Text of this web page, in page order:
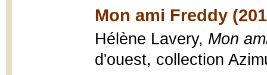
Mon ami Freddy
Hélène Lavery, Mon
d'ouest, collection